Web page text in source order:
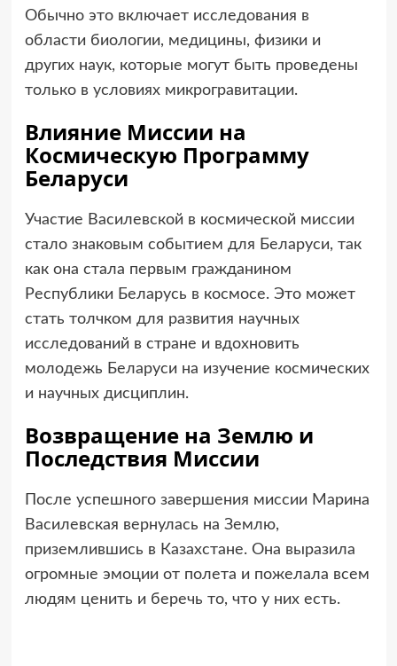
Обычно это включает исследования в
области биологии, медицины, физики и
других наук, которые могут быть проведены
только в условиях микрогравитации.
Влияние Миссии на
Космическую Программу
Беларуси
Участие Василевской в космической миссии
стало знаковым событием для Беларуси, так
как она стала первым гражданином
Республики Беларусь в космосе. Это может
стать толчком для развития научных
исследований в стране и вдохновить
молодежь Беларуси на изучение космических
и научных дисциплин.
Возвращение на Землю и
Последствия Миссии
После успешного завершения миссии Марина
Василевская вернулась на Землю,
приземлившись в Казахстане. Она выразила
огромные эмоции от полета и пожелала всем
людям ценить и беречь то, что у них есть.